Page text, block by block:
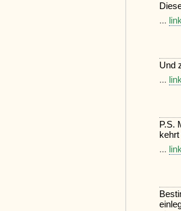
... link
Und
... link
P.S.
... link